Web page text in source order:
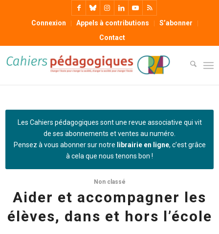
Connexion Appels à contributions
S’abonner
Contact
Les Cahiers pédagogiques sont une revue associative qui vit
de ses abonnements et ventes au numéro.
Pensez à vous abonner sur notre librairie en ligne, c’est grâce
à cela que nous tenons bon !
Non classé
Aider et accompagner les
élèves, dans et hors l’école